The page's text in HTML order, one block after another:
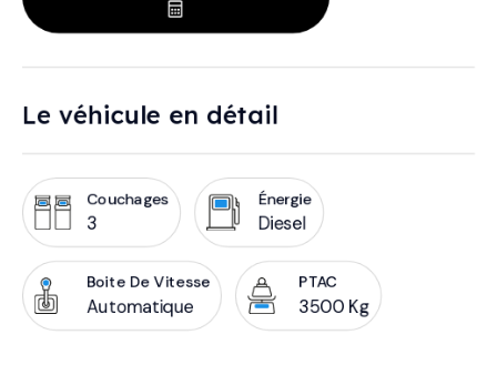
Le véhicule en détail
Couchages
3
Énergie
Diesel
Boite De Vitesse
Automatique
PTAC
3500 Kg